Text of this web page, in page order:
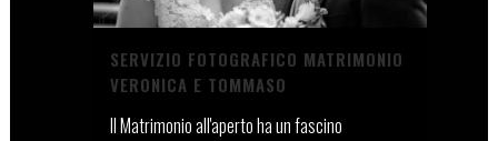
SERVIZIO FOTOGRAFICO MATRIMONIO
VERONICA E TOMMASO
Il Matrimonio all'aperto ha un fascino